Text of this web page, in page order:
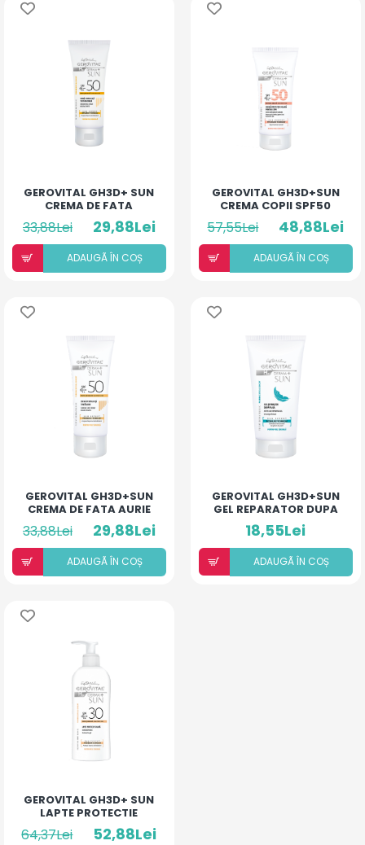
GEROVITAL GH3D+ SUN
CREMA DE FATA
NATURAL SPF50 50ML
33,88Lei 29,88Lei
ADAUGÃ ÎN COȘ
GEROVITAL GH3D+SUN
CREMA COPII SPF50
100ML
57,55Lei 48,88Lei
ADAUGÃ ÎN COȘ
GEROVITAL GH3D+SUN
CREMA DE FATA AURIE
SPF50 50ML
33,88Lei 29,88Lei
ADAUGÃ ÎN COȘ
GEROVITAL GH3D+SUN
GEL REPARATOR DUPA
PLAJA 150ML
18,55Lei
ADAUGÃ ÎN COȘ
GEROVITAL GH3D+ SUN
LAPTE PROTECTIE
SOLARA SPF30 150ML
64,37Lei 52,88Lei